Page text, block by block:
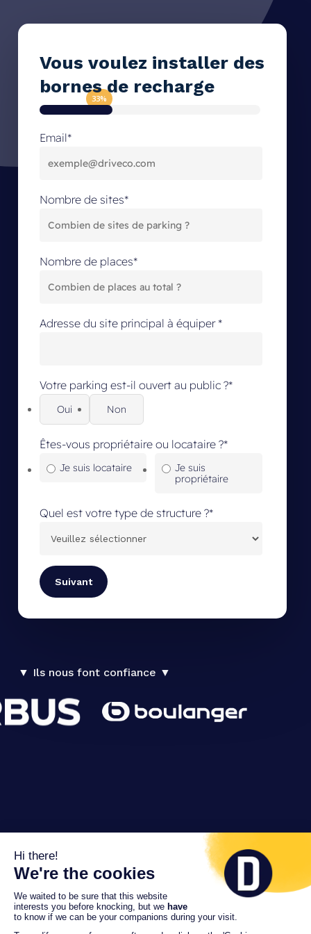
Vous voulez installer des
bornes de recharge
33%
Email*
Nombre de sites*
Nombre de places*
Adresse du site principal à équiper *
Votre parking est-il ouvert au public ?*
Oui Non
Êtes-vous propriétaire ou locataire ?*
Je suis locataire
Je suis
propriétaire
Quel est votre type de structure ?*
▼ Ils nous font confiance ▼